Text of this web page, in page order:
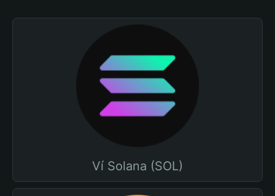
Ví Solana (SOL)